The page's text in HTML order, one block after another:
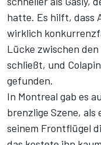
hatte. Es hilft, dass
wirklich
Lücke zwischen
schließt, und
gefunden.
In Montreal gab es
brenzlige Szene,
seinem Frontflügel